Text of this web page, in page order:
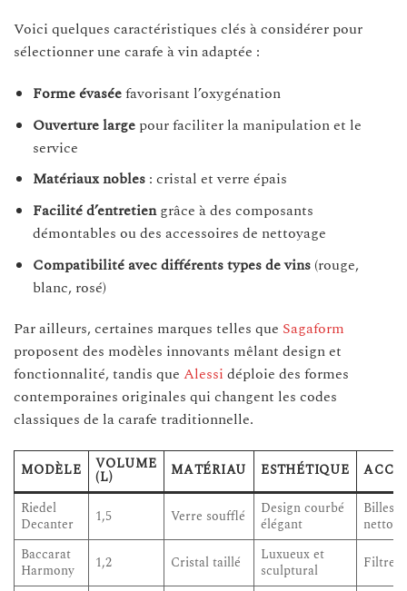
Voici quelques caractéristiques clés à considérer pour
sélectionner une carafe à vin adaptée :
Forme évaséefavorisant l’oxygénation
Ouverture largepour faciliter la manipulation et le
service
Matériaux nobles: cristal et verre épais
Facilité d’entretiengrâce à des composants
démontables ou des accessoires de nettoyage
Compatibilité avec différents types de vins(rouge,
blanc, rosé)
Par ailleurs, certaines marques telles que Sagaform
proposent des modèles innovants mêlant design et
fonctionnalité, tandis que Alessi déploie des formes
contemporaines originales qui changent les codes
classiques de la carafe traditionnelle.
MODÈLE VOLUME
(L) MATÉRIAU ESTHÉTIQUE
Riedel
Decanter
1,5 Verre soufflé
Design courbé
élégant
Billes
Baccarat
Harmony
1,2 Cristal taillé
Luxueux et
sculptural
Filtre